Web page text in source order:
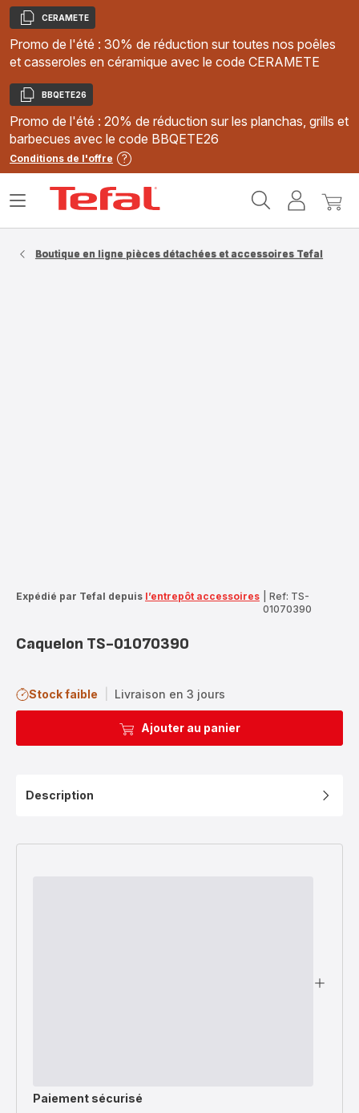
Copier
CERAMETE
Promo de l'été : 30% de réduction sur toutes nos poêles
et casseroles en céramique avec le code CERAMETE
Copier
BBQETE26
Promo de l'été : 20% de réduction sur les planchas, grills et
barbecues avec le code BBQETE26
Conditions de l'offre
MonMon
Ouvrir
Boutique en ligne pièces détachées et accessoires Tefal
Expédié par Tefal depuis l’entrepôt accessoires
Ref: TS-
01070390
Caquelon TS-01070390
Stock faible Livraison en 3 jours
Ajouter au panier
Description
Paiement sécurisé